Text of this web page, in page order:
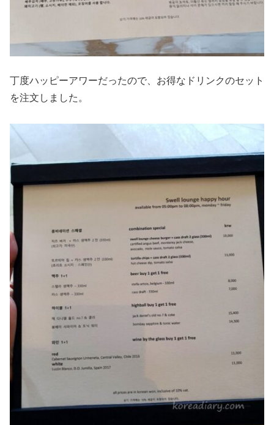
丁度ハッピーアワーだったので、お得なドリンクのセット
を注文しました。